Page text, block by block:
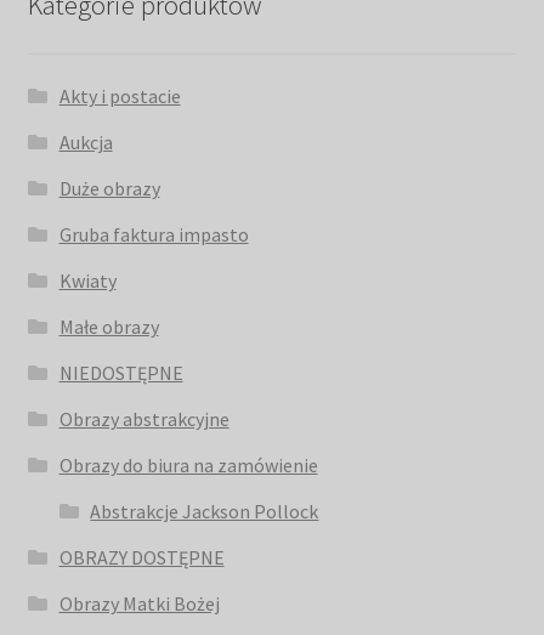
Akty i postacie
Aukcja
Duże obrazy
Gruba faktura impasto
Kwiaty
Małe obrazy
NIEDOSTĘPNE
Obrazy abstrakcyjne
Obrazy do biura na zamówienie
Abstrakcje Jackson Pollock
OBRAZY DOSTĘPNE
Obrazy Matki Bożej